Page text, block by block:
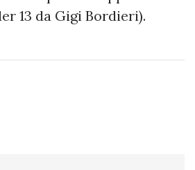
13 da Gigi Bordieri).